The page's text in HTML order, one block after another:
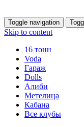
Toggle navigation
Skip to content
16 тонн
Voda
Гараж
Dolls
Алиби
Метелица
Кабана
Все клубы